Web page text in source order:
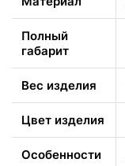
Полный
габарит
Вес изделия
Цвет изделия
Особенности